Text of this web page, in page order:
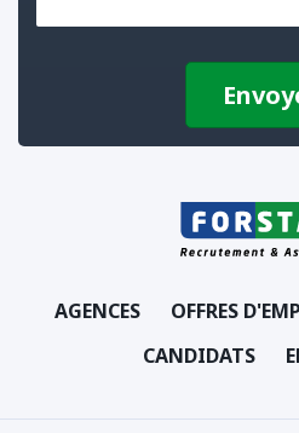
AGENCES OFFRES
CANDIDATS